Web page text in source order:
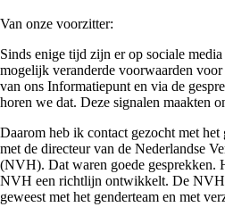
Van onze voorzitter:
Sinds enige tijd zijn er op sociale
mogelijk veranderde voorwaarden
van ons Informatiepunt en via de
horen we dat. Deze signalen maakten
Daarom heb ik contact gezocht met
met de directeur van de Nederlandse
(NVH). Dat waren goede gesprekken.
NVH een richtlijn ontwikkelt. De NVH
geweest met het genderteam en met